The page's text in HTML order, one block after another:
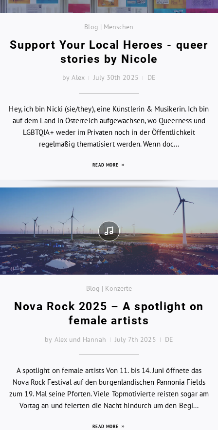
Blog | Menschen
Support Your Local Heroes - queer
stories by Nicole
by Alex July 30th 2025 DE
Hey, ich bin Nicki (sie/they), eine Künstlerin & Musikerin. Ich bin
auf dem Land in Österreich aufgewachsen, wo Queerness und
LGBTQIA+ weder im Privaten noch in der Öffentlichkeit
regelmäßig thematisiert werden. Wenn doc...
READ MORE
Blog | Konzerte
Nova Rock 2025 – A spotlight on
female artists
by Alex und Hannah July 7th 2025 DE
A spotlight on female artists Von 11. bis 14. Juni öffnete das
Nova Rock Festival auf den burgenländischen Pannonia Fields
zum 19. Mal seine Pforten. Viele Topmotivierte reisten sogar am
Vortag an und feierten die Nacht hindurch um den Begi...
READ MORE